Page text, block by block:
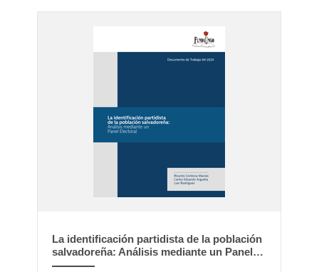
La identificación partidista de la población
salvadoreña: Análisis mediante un Panel
Electoral